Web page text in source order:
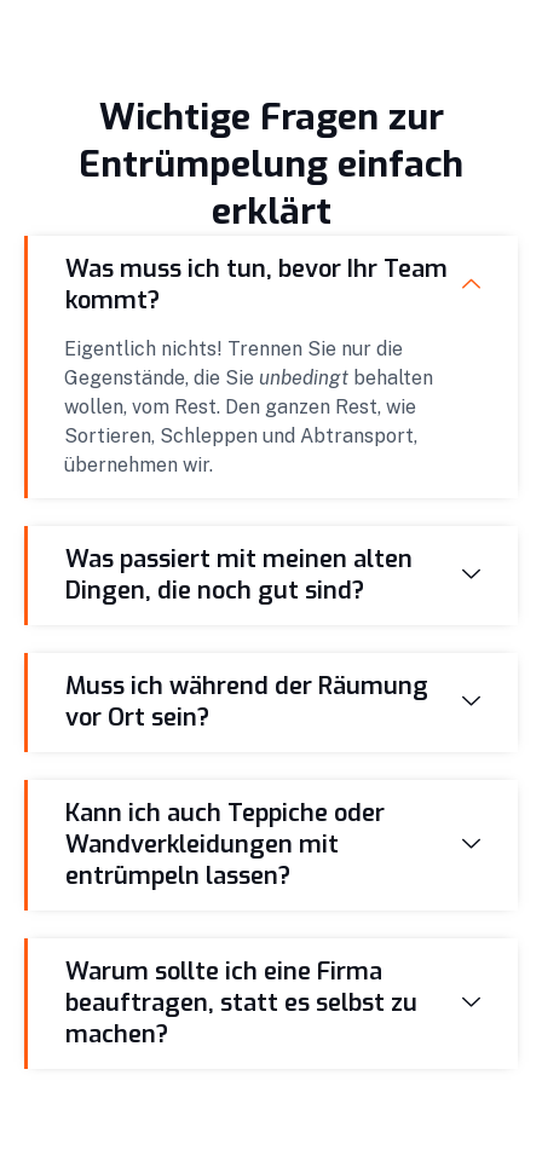
Wichtige Fragen zur
Entrümpelung einfach
erklärt
Was muss ich tun, bevor Ihr Team
kommt?
Eigentlich nichts! Trennen Sie nur die
Gegenstände, die Sie unbedingt behalten
wollen, vom Rest. Den ganzen Rest, wie
Sortieren, Schleppen und Abtransport,
übernehmen wir.
Was passiert mit meinen alten
Dingen, die noch gut sind?
Muss ich während der Räumung
vor Ort sein?
Kann ich auch Teppiche oder
Wandverkleidungen mit
entrümpeln lassen?
Warum sollte ich eine Firma
beauftragen, statt es selbst zu
machen?